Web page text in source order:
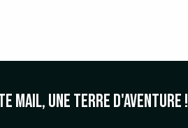
mail, une terre d'aventure !